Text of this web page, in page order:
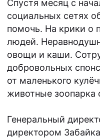
Спустя месяц с
социальных сетях
помочь. На крики о
людей.
овощи и каши.
добровольных
от маленького
животные зоопарка
Генеральный
директором